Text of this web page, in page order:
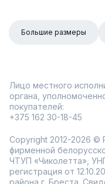
Большие размеры
Лицо местного
органа,
покупателей:
+375 162 30-18-45
Copyright 2012-2026 ©
фирменной
ЧТУП «Чиколетта»,
регистрация от
района г. Бреста.